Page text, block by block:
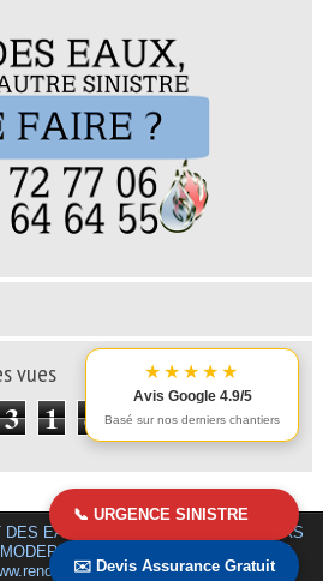
★★★★★
Avis Google 4.9/5
Basé sur nos derniers chantiers
📞 URGENCE SINISTRE
✉️ Devis Assurance Gratuit
vues
3 1 4 4
EAUX GRATUIT PARIS.MEILLEURS
ET ECOLOGIQUES
© 2015
ex.com.